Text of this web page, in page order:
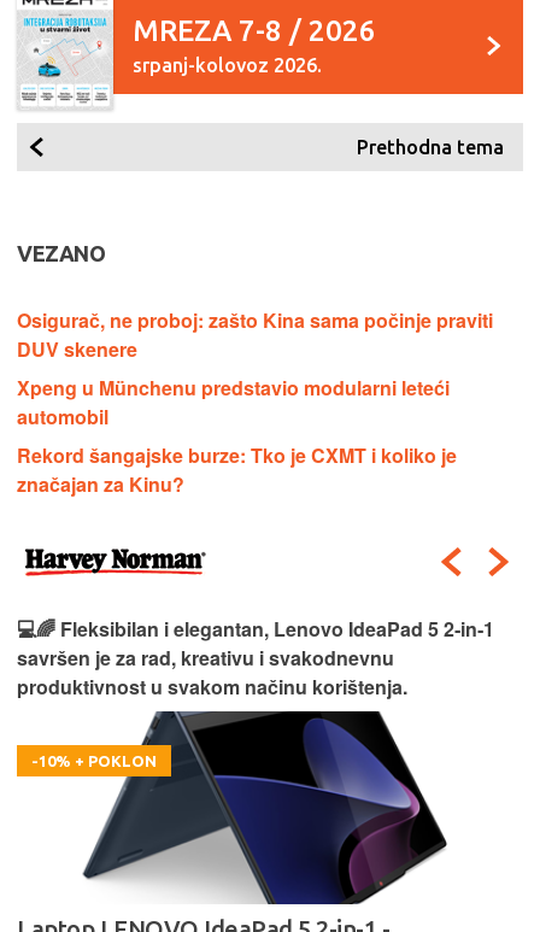
MREZA 7-8 / 2026
srpanj-kolovoz 2026.
Prethodna tema
VEZANO
Osigurač, ne proboj: zašto Kina sama počinje praviti
DUV skenere
Xpeng u Münchenu predstavio modularni leteći
automobil
Rekord šangajske burze: Tko je CXMT i koliko je
značajan za Kinu?
💻🌈 Fleksibilan i elegantan, Lenovo IdeaPad 5 2‑in‑1
savršen je za rad, kreativu i svakodnevnu
produktivnost u svakom načinu korištenja.
-10% + POKLON